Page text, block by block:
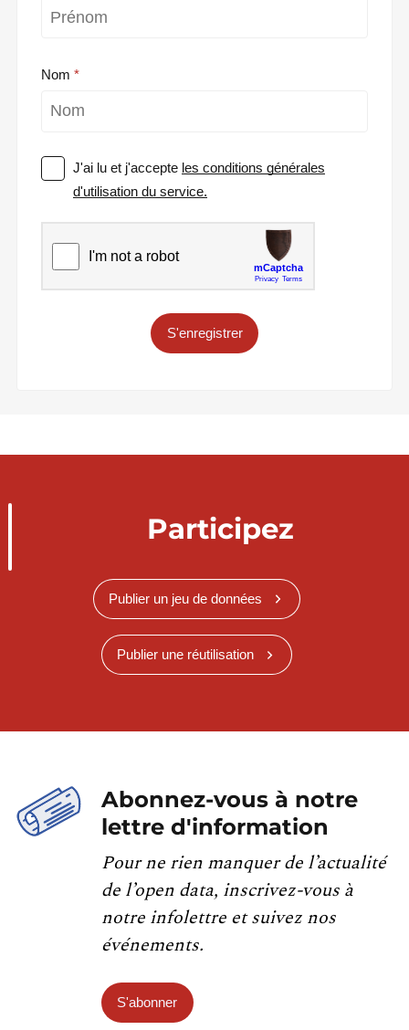
Nom
J'ai lu et j'accepte les conditions générales
d'utilisation du service.
S'enregistrer
Participez
Publier un jeu de données
Publier une réutilisation
Abonnez-vous à notre
lettre d'information
Pour ne rien manquer de l’actualité
de l’open data, inscrivez-vous à
notre infolettre et suivez nos
événements.
S'abonner